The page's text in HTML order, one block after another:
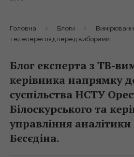
Головна Блоги
телеперегляд перед виборами
Блог експерта з ТВ-
керівника напрямку
суспільства НСТУ
Білоскурського та
управління
Бєсєдіна.